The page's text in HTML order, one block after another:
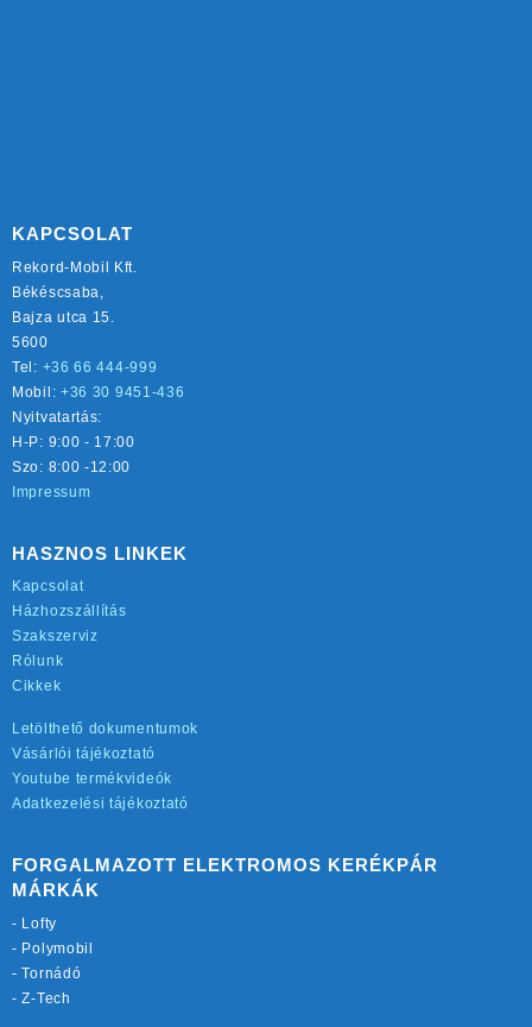
KAPCSOLAT
Rekord-Mobil Kft.
Békéscsaba,
Bajza utca 15.
5600
Tel: +36 66 444-999
Mobil: +36 30 9451-436
Nyitvatartás:
H-P: 9:00 - 17:00
Szo: 8:00 -12:00
Impressum
HASZNOS LINKEK
Kapcsolat
Házhozszállítás
Szakszerviz
Rólunk
Cikkek
Letölthető dokumentumok
Vásárlói tájékoztató
Youtube termékvideók
Adatkezelési tájékoztató
FORGALMAZOTT ELEKTROMOS KERÉKPÁR
MÁRKÁK
- Lofty
- Polymobil
-Tornádó
-Z-Tech